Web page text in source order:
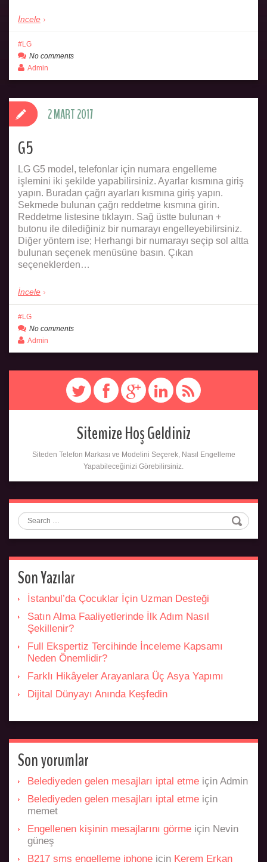
İncele
LG
No comments
Admin
G5
LG G5 model, telefonlar için numara engelleme
işlemini iki şekilde yapabilirsiniz. Ayarlar kısmına giriş
yapın. Buradan çağrı ayarları kısmına giriş yapın.
Sekmede bulunan çağrı reddetme kısmına girin.
Reddetme listesine tıklayın. Sağ üstte bulunan +
butonu ile dilediğiniz bir numarayı engelleyebilirsiniz.
Diğer yöntem ise; Herhangi bir numarayı seçip sol altta
bulunan seçenek menüsüne basın. Çıkan
seçeneklerden…
İncele
2 MART 2017
LG
No comments
Admin
Sitemize Hoş Geldiniz
Siteden Telefon Markası ve Modelini Seçerek, Nasıl Engelleme
Yapabileceğinizi Görebilirsiniz.
Search
Son Yazılar
İstanbul’da Çocuklar İçin Uzman Desteği
Satın Alma Faaliyetlerinde İlk Adım Nasıl
Şekillenir?
Full Ekspertiz Tercihinde İnceleme Kapsamı
Neden Önemlidir?
Farklı Hikâyeler Arayanlara Üç Asya Yapımı
Dijital Dünyayı Anında Keşfedin
Son yorumlar
Belediyeden gelen mesajları iptal etme için Admin
Belediyeden gelen mesajları iptal etme için
memet
Engellenen kişinin mesajlarını görme için Nevin
güneş
B217 sms engelleme iphone için Kerem Erkan